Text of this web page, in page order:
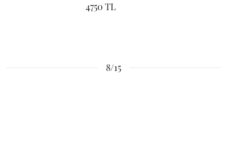
4750 TL
8/15